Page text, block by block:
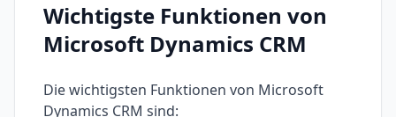
Wichtigste Funktionen von
Microsoft Dynamics CRM
Die wichtigsten Funktionen von Microsoft
Dynamics CRM sind: